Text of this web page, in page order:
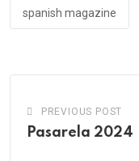
spanish magazine
PREVIOUS POST
Pasarela 2024